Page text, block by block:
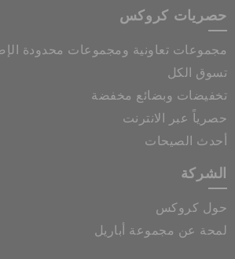
حصريات كروكس
مجموعات تعاونية ومجموعات محدودة
تسوق الكل
تخفيضات وبضائع مخفضة
حصرياً عبر الانترنت
أحدث الصيحات
الشركة
حول كروكس
لمحة عن مجموعة أباريل